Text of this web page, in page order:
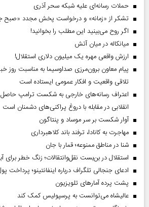
حملات رسانه‌ای علیه شبکه سحر آذری
تشکر از «زمانه» و درخواست پخش مجدد «صبح
اگر روح می‌بینید این مطلب را بخوانید!
میانکاله در میان آتش
ارزش واقعی مهره یک میلیون دلاری استقلال!
پیام معاون برون‌مرزی صداوسیما به مناسبت روز
تلاقی واقعیت و افکار عمومی ایستاده است
اعتراف رسانه‌های خارجی به شکست ترامپ
انقلابی در مقابله با دروغ پراکنی‌های دشمنان است
آوار شکست بر سر موساد و پنتاگون
مهاجرت به کانادا، ترفند باند کلاهبرداری
شنا در مناطق ممنوعه؛ قمار با جان
استقلال در بن‌بست نقل‌وانتقالات؛ زنگ خطر برای
ادعای جنجالی تلگراف درباره اینفانتینو؛ پرداخت
پشت پرده آمارهای تلویزیون
عالیشاه می‌توانست به پرسپولیس کمک کند